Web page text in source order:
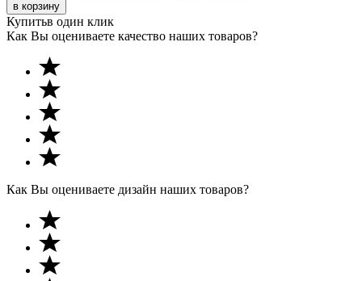
в корзину
Купитьв один клик
Как Вы оцениваете качество наших товаров?
Как Вы оцениваете дизайн наших товаров?